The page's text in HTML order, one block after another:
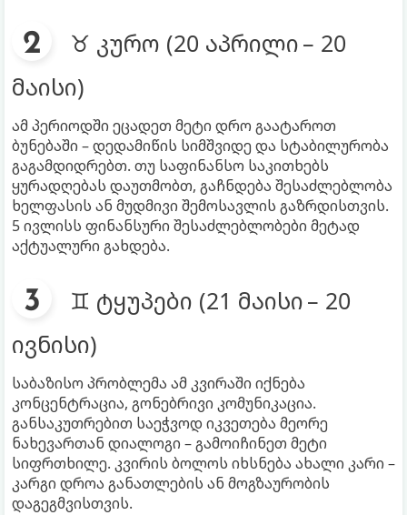
♉ კურო (20 აპრილი – 20
მაისი)
ამ პერიოდში ეცადეთ მეტი დრო გაატაროთ
ბუნებაში – დედამიწის სიმშვიდე და სტაბილურობა
გაგამდიდრებთ. თუ საფინანსო საკითხებს
ყურადღებას დაუთმობთ, გაჩნდება შესაძლებლობა
ხელფასის ან მუდმივი შემოსავლის გაზრდისთვის.
5 ივლისს ფინანსური შესაძლებლობები მეტად
აქტუალური გახდება.
♊ ტყუპები (21 მაისი – 20
ივნისი)
საბაზისო პრობლემა ამ კვირაში იქნება
კონცენტრაცია, გონებრივი კომუნიკაცია.
განსაკუთრებით საეჭვოდ იკვეთება მეორე
ნახევართან დიალოგი – გამოიჩინეთ მეტი
სიფრთხილე. კვირის ბოლოს იხსნება ახალი კარი –
კარგი დროა განათლების ან მოგზაურობის
დაგეგმვისთვის.